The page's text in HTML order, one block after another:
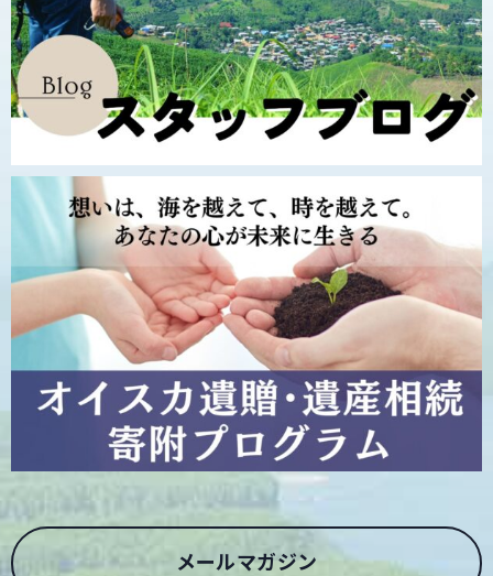
メールマガジン